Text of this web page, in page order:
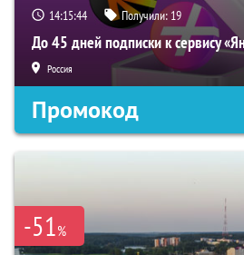
14:15:43 Получили: 19
До 45 дней подписки к сервису
Россия
Промокод
-51%